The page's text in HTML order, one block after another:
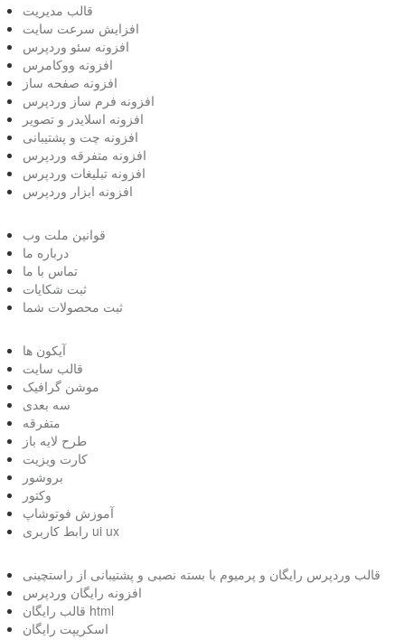
قالب مدیریت
افزایش سرعت سایت
افزونه سئو وردپرس
افزونه ووکامرس
افزونه صفحه ساز
افزونه فرم ساز وردپرس
افزونه اسلایدر و تصویر
افزونه چت و پشتیبانی
افزونه متفرقه وردپرس
افزونه تبلیغات وردپرس
افزونه ابزار وردپرس
قوانین ملت وب
درباره ما
تماس با ما
ثبت شکایات
ثبت محصولات شما
آیکون ها
قالب سایت
موشن گرافیک
سه بعدی
متفرقه
طرح لایه باز
کارت ویزیت
بروشور
وکتور
آموزش فوتوشاپ
رابط کاربری ui ux
قالب وردپرس رایگان و پرمیوم با بسته نصبی و پشتیبانی از راستچینی
افزونه رایگان وردپرس
قالب رایگان html
اسکریپت رایگان